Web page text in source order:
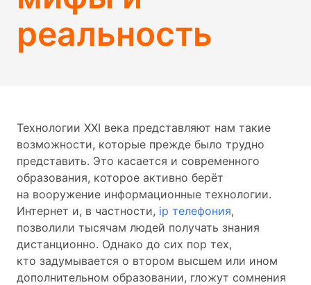
реальность
Технологии XXI века представляют нам такие
возможности, которые прежде было трудно
представить. Это касается и современного
образования, которое активно берёт
на вооружение информационные технологии.
Интернет и, в частности, ip телефония,
позволили тысячам людей получать знания
дистанционно. Однако до сих пор тех,
кто задумывается о втором высшем или ином
дополнительном образовании, гложут сомнения